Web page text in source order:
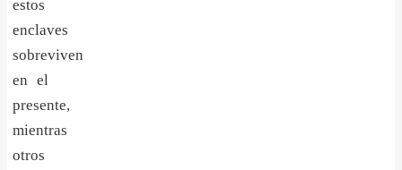
estos
enclaves
sobreviven
en el
presente,
mientras
otros